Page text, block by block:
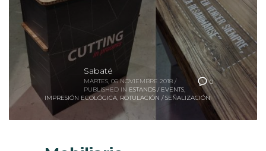
0
MARTES, 06 NOVIEMBRE 2018
PUBLISHED IN ESTANDS / EVENTS
IMPRESIÓN ECOLÓGICA, ROTULACIÓN / SEÑALIZACIÓN
Mobiliario